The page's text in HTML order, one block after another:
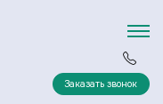
Заказать звонок